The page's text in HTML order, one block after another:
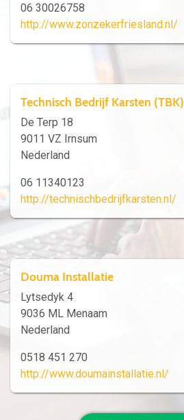
06 30026758
http://www.zonzekerfriesland.nl/
Technisch Bedrijf Karsten (TBK)
De Terp 18
9011 VZ Irnsum
Nederland
06 11340123
http://technischbedrijfkarsten.nl/
Douma Installatie
Lytsedyk 4
9036 ML Menaam
Nederland
0518 451 270
http://www.doumainstallatie.nl/